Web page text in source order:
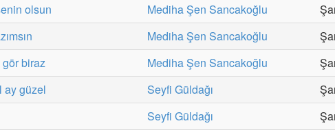
olsun Mediha Şen Sancakoğlu
Mediha Şen Sancakoğlu
biraz Mediha Şen Sancakoğlu
ay güzel Seyfi Güldağı
Seyfi Güldağı